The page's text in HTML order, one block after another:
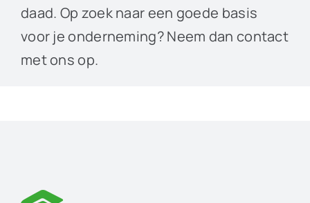
daad. Op zoek naar een goede basis
voor je onderneming? Neem dan contact
met ons op.